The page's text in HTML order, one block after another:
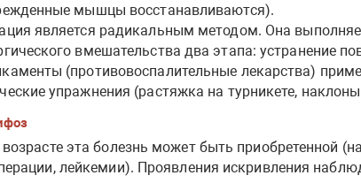
мышцы восстанавливаются).
является радикальным методом. Она
вмешательства два этапа: устранение
(противовоспалительные лекарства)
упражнения (растяжка на турникете,
эта болезнь может быть приобретенной
лейкемии). Проявления искривления